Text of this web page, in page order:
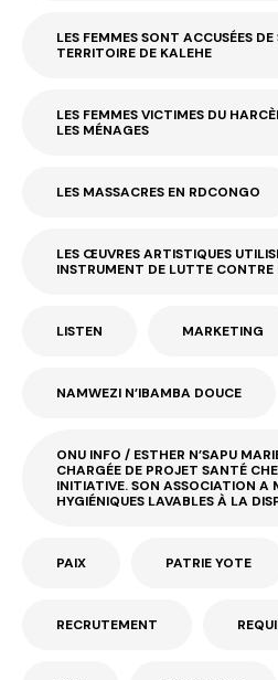
LES FEMMES SONT ACCUSÉES
TERRITOIRE DE KALEHE
LES FEMMES VICTIMES DU
LES MÉNAGES
LES MASSACRES EN RDCONGO
LES ŒUVRES ARTISTIQUES
INSTRUMENT DE LUTTE CONTRE
LISTEN MARKETING
NAMWEZI N’IBAMBA DOUCE
ONU INFO / ESTHER N’SAPU
CHARGÉE DE PROJET SANTÉ
INITIATIVE. SON ASSOCIATION A
HYGIÉNIQUES LAVABLES À LA
PAIX PATRIE YOTE
RECRUTEMENT